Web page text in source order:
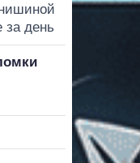
за день